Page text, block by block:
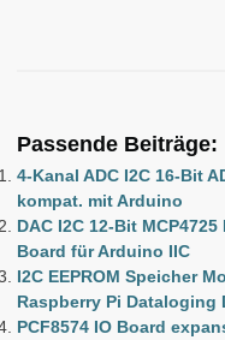
Passende Beiträge:
4-Kanal ADC I2C 16-Bit
kompat. mit Arduino
DAC I2C 12-Bit
Board für Arduino IIC
I2C EEPROM Speicher
Raspberry Pi Dataloging
PCF8574 IO Board